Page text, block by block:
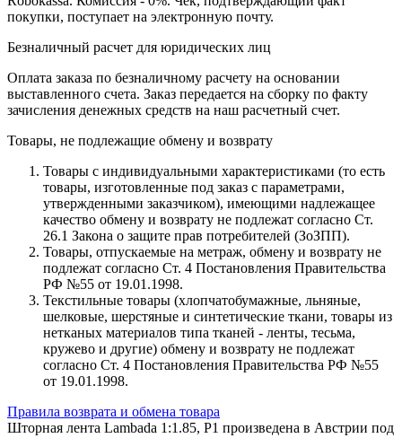
покупки, поступает на электронную почту.
Безналичный расчет для юридических лиц
Оплата заказа по безналичному расчету на основании
выставленного счета. Заказ передается на сборку по факту
зачисления денежных средств на наш расчетный счет.
Товары, не подлежащие обмену и возврату
Товары с индивидуальными характеристиками (то есть
товары, изготовленные под заказ с параметрами,
утвержденными заказчиком), имеющими надлежащее
качество обмену и возврату не подлежат согласно Ст.
26.1 Закона о защите прав потребителей (ЗоЗПП).
Товары, отпускаемые на метраж, обмену и возврату не
подлежат согласно Ст. 4 Постановления Правительства
РФ №55 от 19.01.1998.
Текстильные товары (хлопчатобумажные, льняные,
шелковые, шерстяные и синтетические ткани, товары из
нетканых материалов типа тканей - ленты, тесьма,
кружево и другие) обмену и возврату не подлежат
согласно Ст. 4 Постановления Правительства РФ №55
от 19.01.1998.
Правила возврата и обмена товара
Шторная лента Lambada 1:1.85, P1 произведена в Австрии под